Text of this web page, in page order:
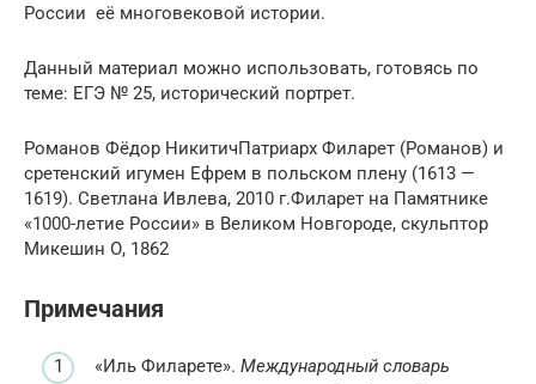
России её многовековой истории.
Данный материал можно использовать, готовясь по
теме: ЕГЭ № 25, исторический портрет.
Романов Фёдор НикитичПатриарх Филарет (Романов) и
сретенский игумен Ефрем в польском плену (1613 —
1619). Светлана Ивлева, 2010 г.Филарет на Памятнике
«1000-летие России» в Великом Новгороде, скульптор
Микешин О, 1862
Примечания
«Иль Филарете». Международный словарь